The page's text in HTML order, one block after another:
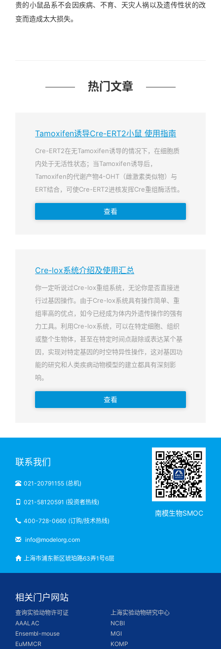
贵的小鼠品系不会因疾病、不育、天灾人祸以及遗传性状的改
变而造成太大损失。
热门文章
Tamoxifen诱导Cre-ERT2小鼠 使用指南
Cre-ERT2在无Tamoxifen诱导的情况下，在细胞质
内处于无活性状态；当Tamoxifen诱导后，
Tamoxifen的代谢产物4-OHT（雌激素类似物）与
ERT结合，可使Cre-ERT2进核发挥Cre重组酶活性。
查看
Cre-lox系统介绍及使用汇总
你一定听说过Cre-lox重组系统，无论你是否直接进
行过基因操作。由于Cre-lox系统具有操作简单、重
组率高的优点，如今已经成为体内外遗传操作的强有
力工具。利用Cre-lox系统，可以在特定细胞、组织
或整个生物体，甚至在特定时间点敲除或表达某个基
因，实现对特定基因的时空特异性操作，这对基因功
能的研究和人类疾病动物模型的建立都具有深刻影
响。
查看
联系我们
021-20791155 (总机)
021-58120591 (投资者热线)
400-728-0660 (订购/技术热线)
info@modelorg.com
上海市浦东新区琥珀路63弄1号6层
南模生物SMOC
相关门户网站
查询实验动物许可证
上海实验动物研究中心
AAALAC
NCBI
Ensembl-mouse
MGI
EuMMCR
KOMP